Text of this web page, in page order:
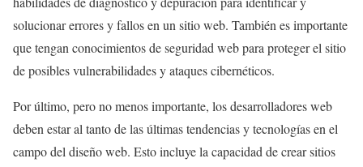
solucionar errores y fallos en un sitio web. También es importante
que tengan conocimientos de seguridad web para proteger el sitio
de posibles vulnerabilidades y ataques cibernéticos.
Por último, pero no menos importante, los desarrolladores web
deben estar al tanto de las últimas tendencias y tecnologías en el
campo del diseño web. Esto incluye la capacidad de crear sitios